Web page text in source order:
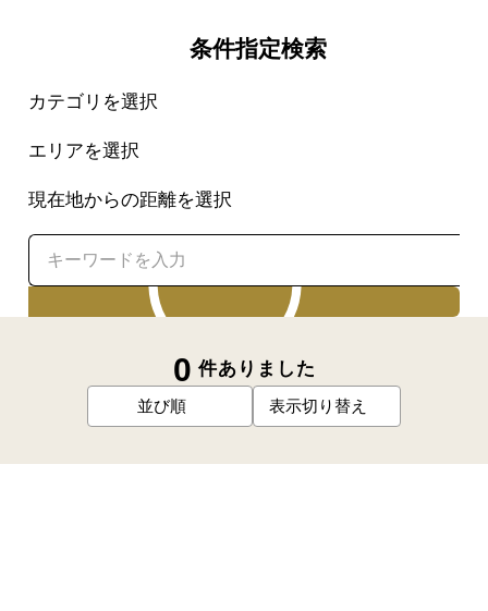
条件指定検索
カテゴリを選択
エリアを選択
現在地からの距離を選択
0 件ありました
並び順 表示切り替え